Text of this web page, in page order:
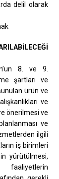
delil olarak
8. ve 9.
şartları ve
ürün ve
ve
önerilmesi ve
ve
ilgili
iş birimleri
yürütülmesi,